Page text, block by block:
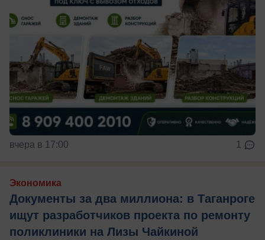
вчера в 17:00 1
Экономика
Документы за два миллиона: в Таганроге
ищут разработчиков проекта по ремонту
поликлиники на Лизы Чайкиной